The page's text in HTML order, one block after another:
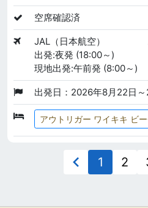
空席確認済
JAL（日本航空）
出発:夜発 (18:00～)
現地出発:午前発 (8:00～)
出発日：2026年8月22日
アウトリガー ワイキキ ビ
1 2